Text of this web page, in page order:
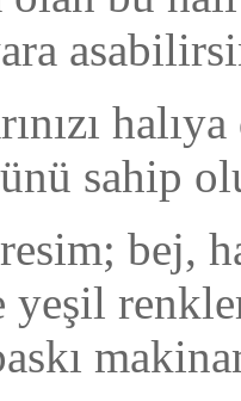
sahip
bej,
yeşil